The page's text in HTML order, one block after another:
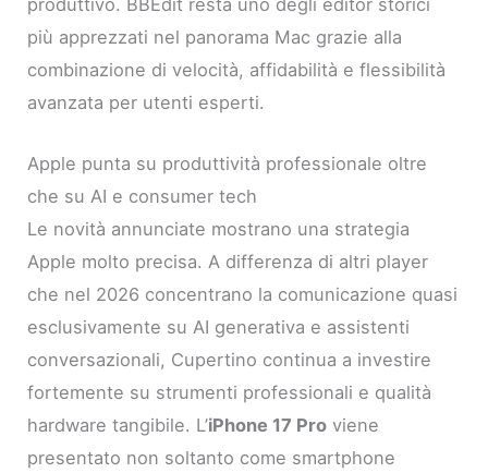
più apprezzati nel panorama Mac grazie alla
combinazione di velocità, affidabilità e flessibilità
avanzata per utenti esperti.
Apple punta su produttività professionale oltre
che su AI e consumer tech
Le novità annunciate mostrano una strategia
Apple molto precisa. A differenza di altri player
che nel 2026 concentrano la comunicazione quasi
esclusivamente su AI generativa e assistenti
conversazionali, Cupertino continua a investire
fortemente su strumenti professionali e qualità
hardware tangibile. L’iPhone 17 Pro viene
presentato non soltanto come smartphone